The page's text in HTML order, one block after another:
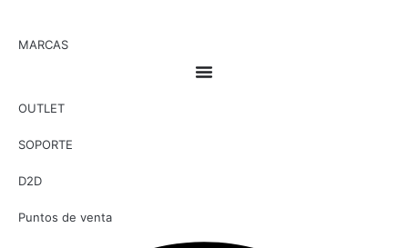
MARCAS
OUTLET
SOPORTE
D2D
Puntos de venta